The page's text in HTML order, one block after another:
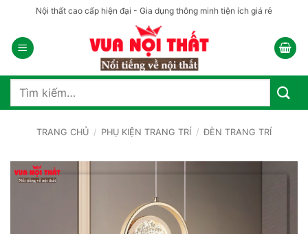
nội
dung
Nội thất cao cấp hiện đại - Gia dụng thông minh tiện ích giá rẻ
Tìm
TRANG CHỦ / PHỤ KIỆN TRANG TRÍ / ĐÈN TRANG TRÍ